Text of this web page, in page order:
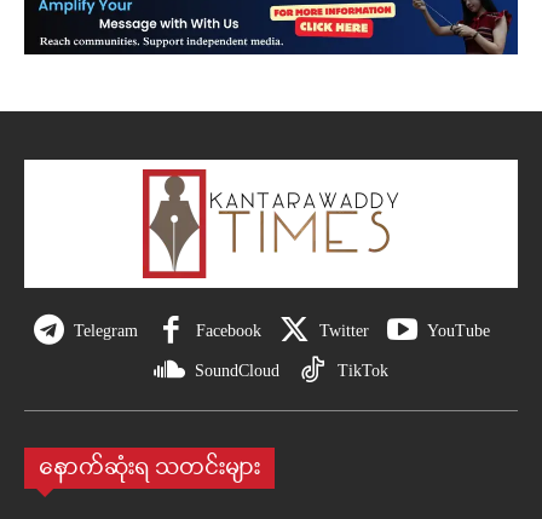
Telegram Facebook Twitter YouTube
SoundCloud TikTok
နောက်ဆုံးရ သတင်းများ